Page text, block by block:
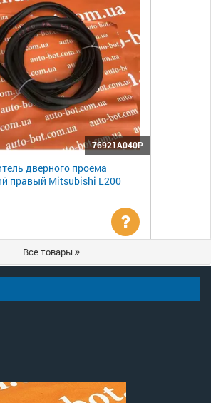
76921A040P
дверного проема
правый Mitsubishi L200
Уточнить
цену
Все товары